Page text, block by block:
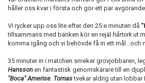
håller oss kvar i första och gör ett par
Vi rycker upp oss lite efter den 25:e minuten då
tillsammans med bänken kör en rejäl hårtorkut
komma igång och vi behövde få in ett mål...och
35 minuter in i matchen smeker grovjobbaren,
Hansson en fantastisk genomskärare till en
"Boca" Amerise. Tomastvekar aldrig utan